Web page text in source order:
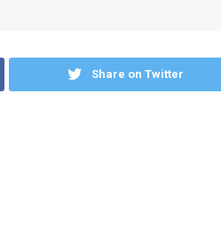
Share on Twitter